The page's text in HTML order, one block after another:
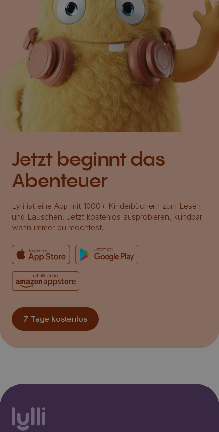
Jetzt beginnt das
Abenteuer
Lylli ist eine App mit 1000+ Kinderbüchern zum Lesen
und Lauschen. Jetzt kostenlos ausprobieren, kündbar
wann immer du möchtest.
7 Tage kostenlos